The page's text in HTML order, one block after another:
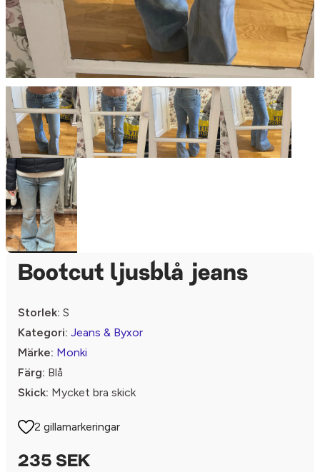
Bootcut ljusblå jeans
Storlek: S
Kategori: Jeans & Byxor
Märke: Monki
Färg: Blå
Skick: Mycket bra skick
2 gillamarkeringar
235 SEK